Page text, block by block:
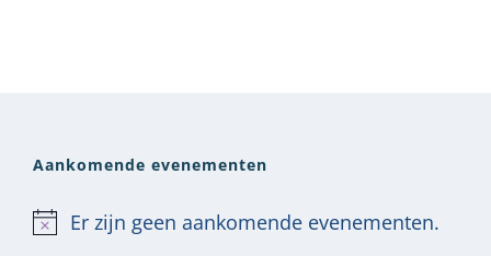
Aankomende evenementen
Bericht
Er zijn geen aankomende evenementen.